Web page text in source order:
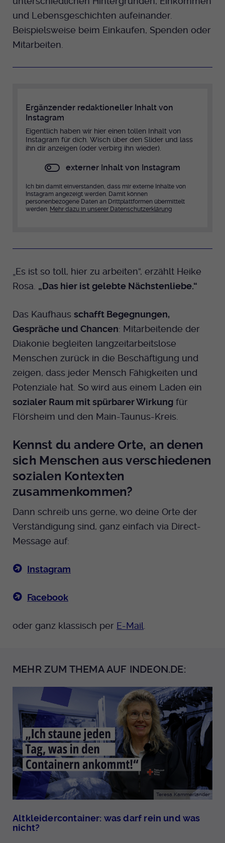
und Lebensgeschichten aufeinander.
Beispielsweise beim Einkaufen, Spenden oder
Mitarbeiten.
Ergänzender redaktioneller Inhalt von
Instagram
Eigentlich haben wir hier einen tollen Inhalt von
Instagram für dich. Wisch über den Slider und lass
ihn dir anzeigen (oder verbirg ihn wieder).
externer Inhalt von Instagram
Ich bin damit einverstanden, dass mir externe Inhalte von
Instagram angezeigt werden. Damit können
personenbezogene Daten an Drittplattformen übermittelt
werden. Mehr dazu in unserer Datenschutzerklärung
„Es ist so toll, hier zu arbeiten“, erzählt Heike
Rosa. „Das hier ist gelebte Nächstenliebe.“
Das Kaufhaus schafft Begegnungen,
Gespräche und Chancen: Mitarbeitende der
Diakonie begleiten langzeitarbeitslose
Menschen zurück in die Beschäftigung und
zeigen, dass jeder Mensch Fähigkeiten und
Potenziale hat. So wird aus einem Laden ein
sozialer Raum mit spürbarer Wirkung für
Flörsheim und den Main-Taunus-Kreis.
Kennst du andere Orte, an denen
sich Menschen aus verschiedenen
sozialen Kontexten
zusammenkommen?
Dann schreib uns gerne, wo deine Orte der
Verständigung sind, ganz einfach via Direct-
Message auf:
Instagram
Facebook
oder ganz klassisch per E-Mail.
MEHR ZUM THEMA AUF INDEON.DE:
Teresa Kammerlander
Altkleidercontainer: was darf rein und was
nicht?